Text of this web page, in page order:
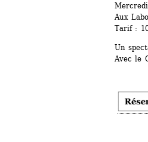
Aux
Tarif :
Un
Avec le